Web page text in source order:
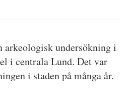
arkeologisk undersökning i
i centrala Lund. Det var
i staden på många år.